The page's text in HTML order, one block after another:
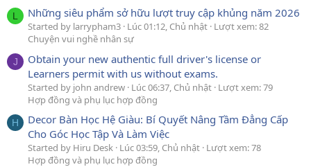
L Những siêu phẩm sở hữu lượt truy cập khủng năm 2026
Started by larrypham3 Lúc 01:12, Chủ nhật Lượt xem: 82
Chuyện vui nghề nhân sự
J
Obtain your new authentic full driver's license or
Learners permit with us without exams.
Started by john andrew Lúc 06:37, Chủ nhật Lượt xem: 79
Hợp đồng và phụ lục hợp đồng
H
Decor Bàn Học Hệ Giàu: Bí Quyết Nâng Tầm Đẳng Cấp
Cho Góc Học Tập Và Làm Việc
Started by Hiru Desk Lúc 03:59, Chủ nhật Lượt xem: 78
Hợp đồng và phụ lục hợp đồng